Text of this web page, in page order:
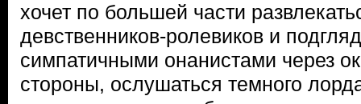
хочет по большей части
девственников-ролевиков и
симпатичными онанистами через
стороны, ослушаться темного